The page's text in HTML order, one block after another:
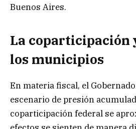
Buenos Aires.
La coparticipación
los municipios
En materia fiscal, el
escenario de presión
coparticipación federal se